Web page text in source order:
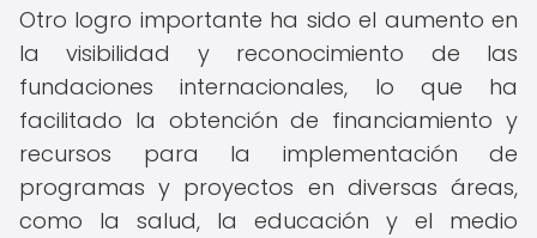
Otro logro importante ha sido el aumento en
la visibilidad y reconocimiento de las
fundaciones internacionales, lo que ha
facilitado la obtención de financiamiento y
recursos para la implementación de
programas y proyectos en diversas áreas,
como la salud, la educación y el medio